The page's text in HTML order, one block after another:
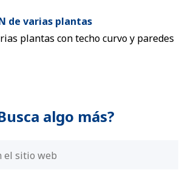
de varias plantas
plantas con techo curvo y paredes
algo más?